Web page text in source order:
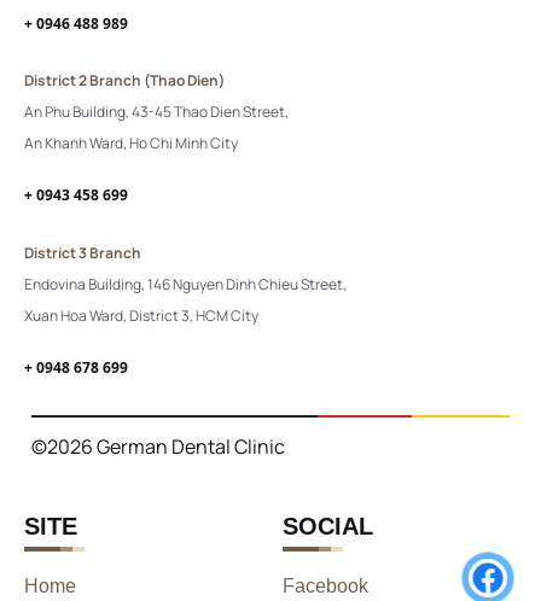
SITE
Home
SOCIAL
Facebook
+ 0946 488 989
District 2 Branch (Thao Dien)
An Phu Building, 43-45 Thao Dien Street,
An Khanh Ward, Ho Chi Minh City
+ 0943 458 699
District 3 Branch
Endovina Building, 146 Nguyen Dinh Chieu Street,
Xuan Hoa Ward, District 3, HCM City
+ 0948 678 699
©2026 German Dental Clinic